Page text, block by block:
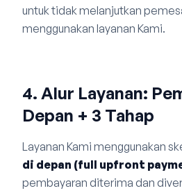
untuk tidak melanjutkan
menggunakan layanan Kami.
4. Alur Layanan:
Depan + 3 Tahap
Layanan Kami menggunakan
di depan (full upfront
pembayaran diterima dan